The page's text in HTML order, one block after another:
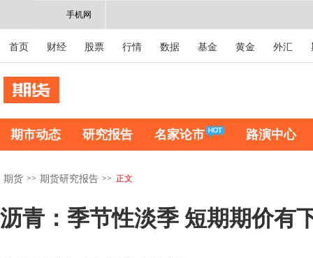
手机网
首页 财经 股票 行情 数据 基金 黄金 外汇
期市动态 研究报告 名家论市 路演中心
期货 >> 期货研究报告 >> 正文
沥青：季节性淡季 短期期价有